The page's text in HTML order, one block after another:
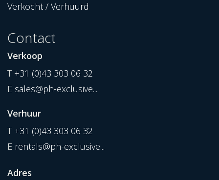
Verkocht / Verhuurd
Contact
Verkoop
T +31 (0)43 303 06 32
E sales@ph-exclusive...
Verhuur
T +31 (0)43 303 06 32
E rentals@ph-exclusive...
Adres